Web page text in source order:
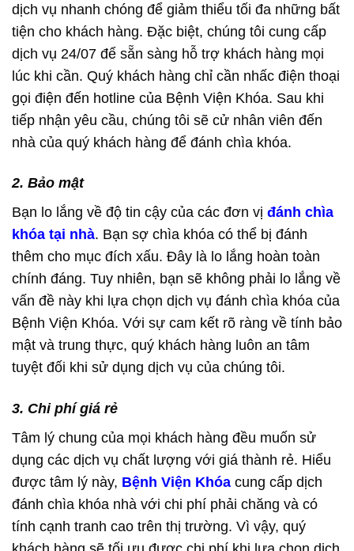
dịch vụ nhanh chóng để giảm thiểu tối đa những bất
tiện cho khách hàng. Đặc biệt, chúng tôi cung cấp
dịch vụ 24/07 để sẵn sàng hỗ trợ khách hàng mọi
lúc khi cần. Quý khách hàng chỉ cần nhấc điện thoại
gọi điện đến hotline của Bệnh Viện Khóa. Sau khi
tiếp nhận yêu cầu, chúng tôi sẽ cử nhân viên đến
nhà của quý khách hàng để đánh chìa khóa.
2. Bảo mật
Bạn lo lắng về độ tin cậy của các đơn vị đánh chìa
khóa tại nhà. Bạn sợ chìa khóa có thể bị đánh
thêm cho mục đích xấu. Đây là lo lắng hoàn toàn
chính đáng. Tuy nhiên, bạn sẽ không phải lo lắng về
vấn đề này khi lựa chọn dịch vụ đánh chìa khóa của
Bệnh Viện Khóa. Với sự cam kết rõ ràng về tính bảo
mật và trung thực, quý khách hàng luôn an tâm
tuyệt đối khi sử dụng dịch vụ của chúng tôi.
3. Chi phí giá rẻ
Tâm lý chung của mọi khách hàng đều muốn sử
dụng các dịch vụ chất lượng với giá thành rẻ. Hiểu
được tâm lý này, Bệnh Viện Khóa cung cấp dịch
đánh chìa khóa nhà với chi phí phải chăng và có
tính cạnh tranh cao trên thị trường. Vì vậy, quý